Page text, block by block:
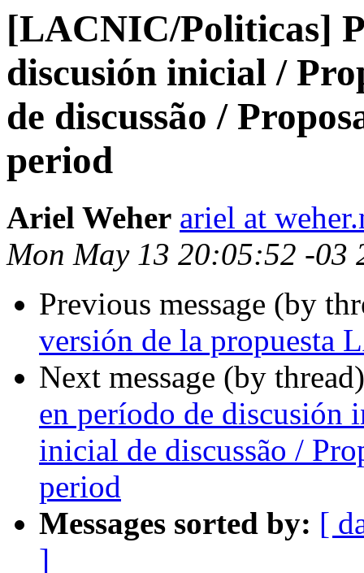
[LACNIC/Politicas]
discusión inicial /
de discussão /
period
Ariel Weher ariel at
Mon May 13 20:05:52 -03
Previous message (by
versión de la propuesta
Next message (by
en período de discusión
inicial de discussão /
period
Messages sorted by: [
]